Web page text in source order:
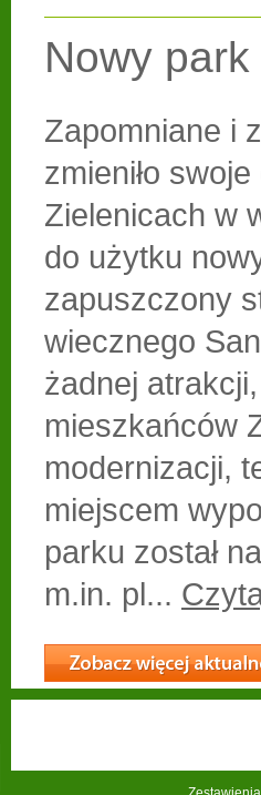
Nowy
Zapomniane i
zmieniło
Zielenicach w
do użytku
zapuszczony
wiecznego
żadnej
mieszkańców
modernizacji,
miejscem
parku został
m.in. pl...